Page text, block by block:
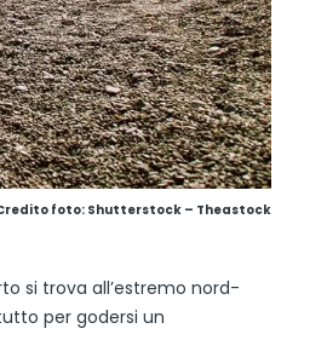
foto: Shutterstock – Theastock
si trova all’estremo nord-
per godersi un